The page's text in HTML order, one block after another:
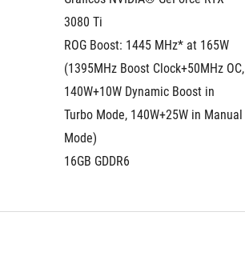
3080 Ti
ROG Boost: 1445 MHz* at 165W
(1395MHz Boost Clock+50MHz OC,
140W+10W Dynamic Boost in
Turbo Mode, 140W+25W in Manual
Mode)
16GB GDDR6